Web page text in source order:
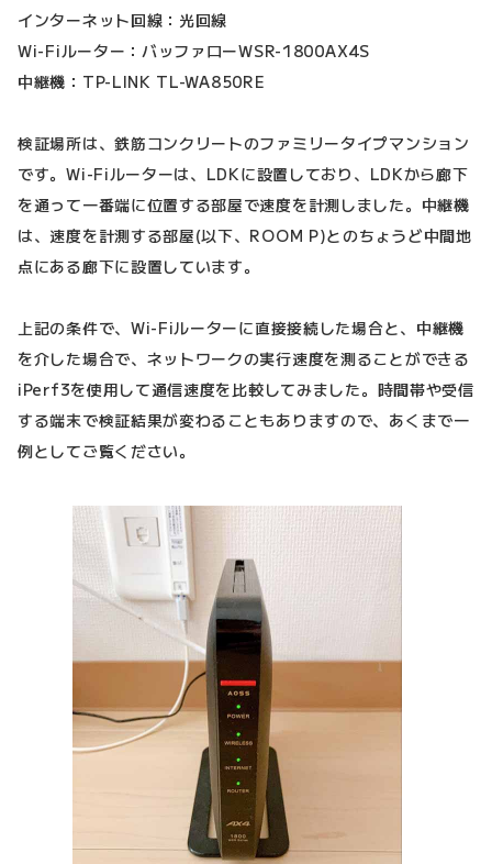
インターネット回線：光回線
Wi-Fiルーター：バッファローWSR-1800AX4S
中継機：TP-LINK TL-WA850RE
検証場所は、鉄筋コンクリートのファミリータイプマンション
です。Wi-Fiルーターは、LDKに設置しており、LDKから廊下
を通って一番端に位置する部屋で速度を計測しました。中継機
は、速度を計測する部屋(以下、ROOM P)とのちょうど中間地
点にある廊下に設置しています。
上記の条件で、Wi-Fiルーターに直接接続した場合と、中継機
を介した場合で、ネットワークの実行速度を測ることができる
iPerf3を使用して通信速度を比較してみました。時間帯や受信
する端末で検証結果が変わることもありますので、あくまで一
例としてご覧ください。